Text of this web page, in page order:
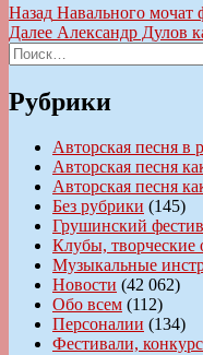
Навигация
по
записям
Назад Предыдущая
запись:
Навального мочат
Далее Следующая
Александр Дулов
Искать:
Рубрики
Авторская песня в
Авторская песня
Авторская песня
Без рубрики (145)
Грушинский
Клубы, творческие
Музыкальные
Новости (42 062)
Обо всем (112)
Персоналии (134)
Фестивали,